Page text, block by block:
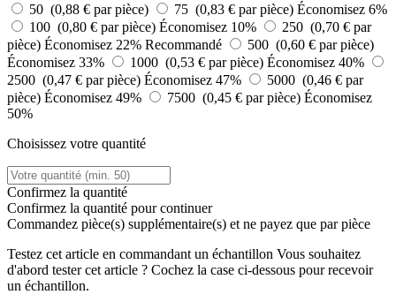
50 (0,88 € par pièce)
75 (0,83 € par pièce) Économisez 6%
100 (0,80 € par pièce) Économisez 10%
250 (0,70 € par
pièce) Économisez 22% Recommandé
500 (0,60 € par pièce)
Économisez 33%
1000 (0,53 € par pièce) Économisez 40%
2500 (0,47 € par pièce) Économisez 47%
5000 (0,46 € par
pièce) Économisez 49% 7500 (0,45 € par pièce) Économisez
50%
Choisissez votre quantité
Confirmez la quantité
Confirmez la quantité pour continuer
Commandez pièce(s) supplémentaire(s) et ne payez que par pièce
Testez cet article en commandant un échantillon Vous souhaitez
d'abord tester cet article ? Cochez la case ci-dessous pour recevoir
un échantillon.